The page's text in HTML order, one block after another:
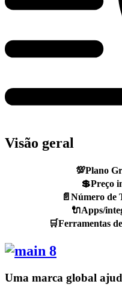
Visão geral
💯Plano
💲Preço
📄 Número de
🔌Apps/
🛒Ferramentas
Uma marca global